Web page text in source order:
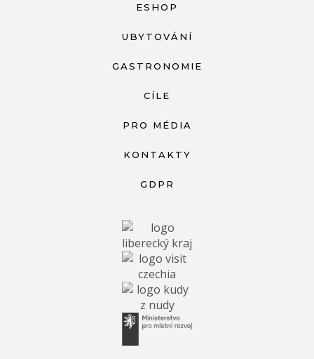
ESHOP
UBYTOVÁNÍ
GASTRONOMIE
CÍLE
PRO MÉDIA
KONTAKTY
GDPR